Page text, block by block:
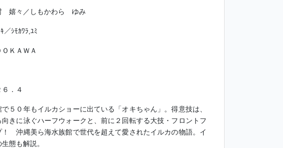
嬉々／しもかわら ゆみ
／ｼﾓｶﾜﾗ,ﾕﾐ
ＯＫＡＷＡ
６．４
で５０年もイルカショーに出ている「オキちゃん」。得意技は、
向きに泳ぐハーフウォークと、前に２回転する大技・フロントフ
！ 沖縄美ら海水族館で世代を超えて愛されたイルカの物語。イ
態も解説。